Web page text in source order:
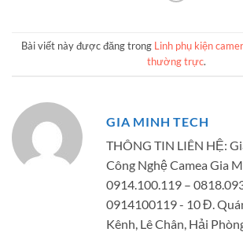
Bài viết này được đăng trong Linh phụ kiện
thường trực.
GIA MINH TECH
THÔNG TIN LIÊN HỆ:
Công Nghệ Camea Gia
0914.100.119 –
0914100119 - 10 Đ.
Kênh, Lê Chân, Hải